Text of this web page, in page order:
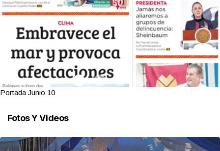
Portada Junio 10
Fotos Y Videos